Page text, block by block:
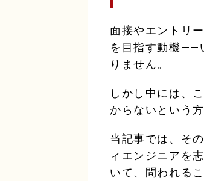
面接やエントリ
を目指す動機——
りません。
しかし中には、
からないという
当記事では、そ
ィエンジニアを
いて、問われる